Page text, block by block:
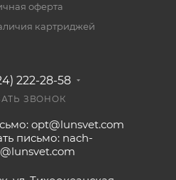
оферта
картриджей
222-28-58
ЗВОНОК
opt@lunsvet.com
письмо: nach-